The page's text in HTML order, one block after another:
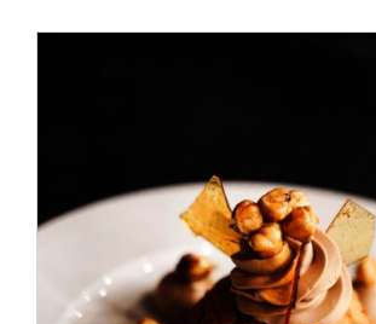
ADD TO CART / DÉTAILS